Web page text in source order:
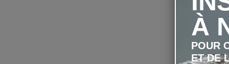
À
POUR
ET DE